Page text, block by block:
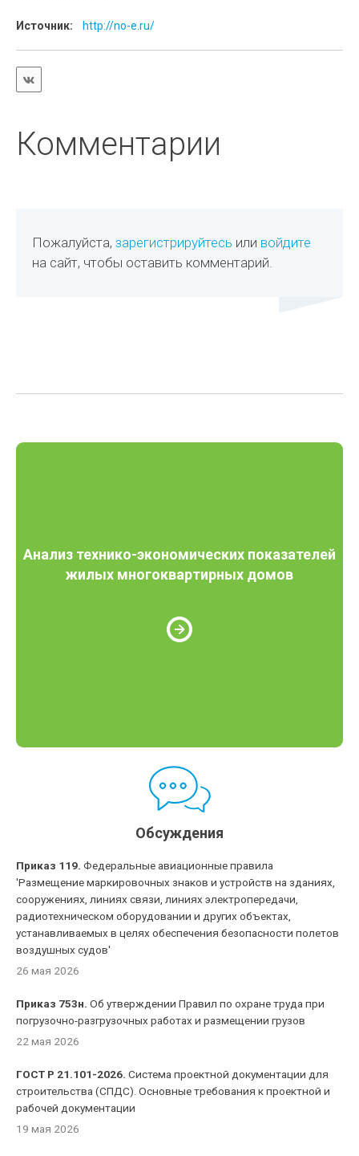
Источник: http://no-e.ru/
Комментарии
Пожалуйста,зарегистрируйтесь или войдите
на сайт, чтобы оставить комментарий.
Анализ технико-экономических показателей
жилых многоквартирных домов
Обсуждения
Приказ 119. Федеральные авиационные правила
'Размещение маркировочных знаков и устройств на зданиях,
сооружениях, линиях связи, линиях электропередачи,
радиотехническом оборудовании и других объектах,
устанавливаемых в целях обеспечения безопасности полетов
воздушных судов'
26 мая 2026
Приказ 753н. Об утверждении Правил по охране труда при
погрузочно-разгрузочных работах и размещении грузов
22 мая 2026
ГОСТ Р 21.101-2026. Система проектной документации для
строительства (СПДС). Основные требования к проектной и
рабочей документации
19 мая 2026